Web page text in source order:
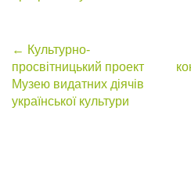
Post
navigation
← Культурно-
просвітницький проект
Музею видатних діячів
української культури